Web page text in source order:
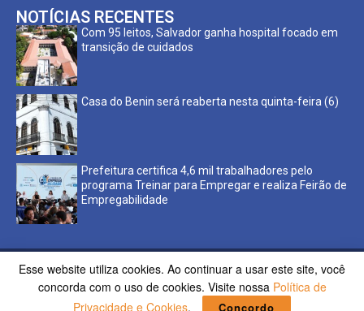
NOTÍCIAS RECENTES
Com 95 leitos, Salvador ganha hospital focado em
transição de cuidados
Casa do Benin será reaberta nesta quinta-feira (6)
Prefeitura certifica 4,6 mil trabalhadores pelo
programa Treinar para Empregar e realiza Feirão de
Empregabilidade
Copyright ©2023 Salvador Acontece. Todos os direitos
reservados | Desenvolvido porPoppy Sites.
Esse website utiliza cookies. Ao continuar a usar este site, você
concorda com o uso de cookies. Visite nossa Política de
Privacidade e Cookies. Concordo